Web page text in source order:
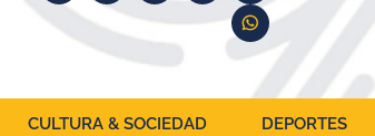
CULTURA & SOCIEDAD DEPORTES